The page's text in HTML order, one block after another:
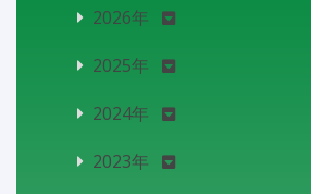
2026年
2025年
2024年
2023年